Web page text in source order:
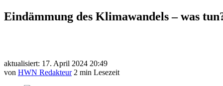
Eindämmung des Klimawandels – was
aktualisiert: 17. April 2024 20:49
von HWN Redakteur 2 min Lesezeit